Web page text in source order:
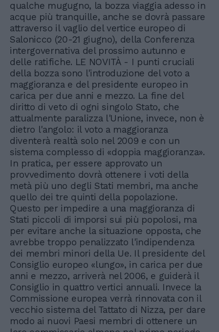
qualche mugugno, la bozza viaggia adesso in
acque più tranquille, anche se dovrà passare
attraverso il vaglio del vertice europeo di
Salonicco (20-21 giugno), della Conferenza
intergovernativa del prossimo autunno e
delle ratifiche. LE NOVITÀ - I punti cruciali
della bozza sono l'introduzione del voto a
maggioranza e del presidente europeo in
carica per due anni e mezzo. La fine del
diritto di veto di ogni singolo Stato, che
attualmente paralizza l'Unione, invece, non è
dietro l'angolo: il voto a maggioranza
diventerà realtà solo nel 2009 e con un
sistema complesso di «doppia maggioranza».
In pratica, per essere approvato un
provvedimento dovrà ottenere i voti della
metà più uno degli Stati membri, ma anche
quello dei tre quinti della popolazione.
Questo per impedire a una maggioranza di
Stati piccoli di imporsi sui più popolosi, ma
per evitare anche la situazione opposta, che
avrebbe troppo penalizzato l'indipendenza
dei membri minori della Ue. Il presidente del
Consiglio europeo «lungo», in carica per due
anni e mezzo, arriverà nel 2006, e guiderà il
Consiglio in quattro vertici annuali. Invece la
Commissione europea verrà rinnovata con il
vecchio sistema del Tattato di Nizza, per dare
modo ai nuovi Paesi membri di ottenere un